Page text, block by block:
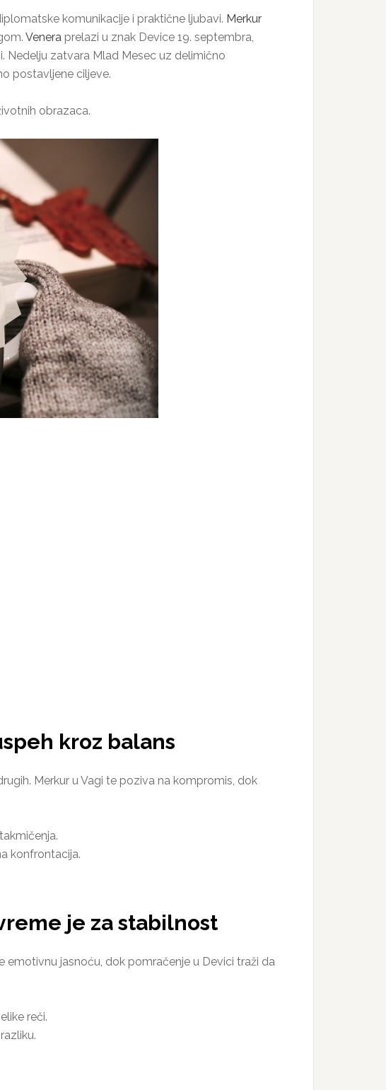
komunikacije i praktične ljubavi. Merkur
Venera prelazi u znak Device 19. septembra,
Nedelju zatvara Mlad Mesec uz delimično
postavljene ciljeve.
obrazaca.
kroz balans
Merkur u Vagi te poziva na kompromis, dok
konfrontacija.
je za stabilnost
emotivnu jasnoću, dok pomračenje u Devici traži da
reči.